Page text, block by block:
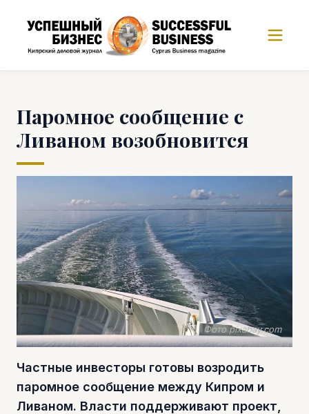
Паромное сообщение c
Ливаном возобновится
Фото pixabay.com
Частные инвесторы готовы возродить
паромное сообщение между Кипром и
Ливаном. Власти поддерживают проект,